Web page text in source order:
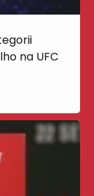
na UFC